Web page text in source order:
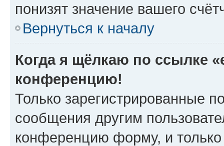
понизят значение вашего
Вернуться к началу
Когда я щёлкаю по ссылке
конференцию!
Только зарегистрированные
сообщения другим
конференцию форму, и